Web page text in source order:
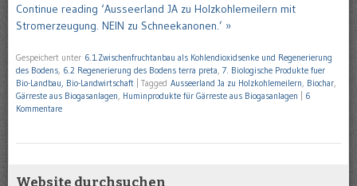
Continue reading ‘Ausseerland JA zu Holzkohlemeilern mit
Stromerzeugung. NEIN zu Schneekanonen.’ »
Gespeichert unter 6.1.Zwischenfruchtanbau als Kohlendioxidsenke und Regenerierung
des Bodens, 6.2 Regenerierung des Bodens terra preta, 7. Biologische Produkte fuer
Bio-Landbau, Bio-Landwirtschaft
Tagged Ausseerland Ja zu Holzkohlemeilern, Biochar,
Gärreste aus Biogasanlagen, Huminprodukte für Gärreste aus Biogasanlagen
6
Kommentare
Website durchsuchen